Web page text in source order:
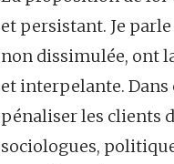
et persistant. Je
non dissimulée, ont
et interpelante.
pénaliser les clients
sociologues,